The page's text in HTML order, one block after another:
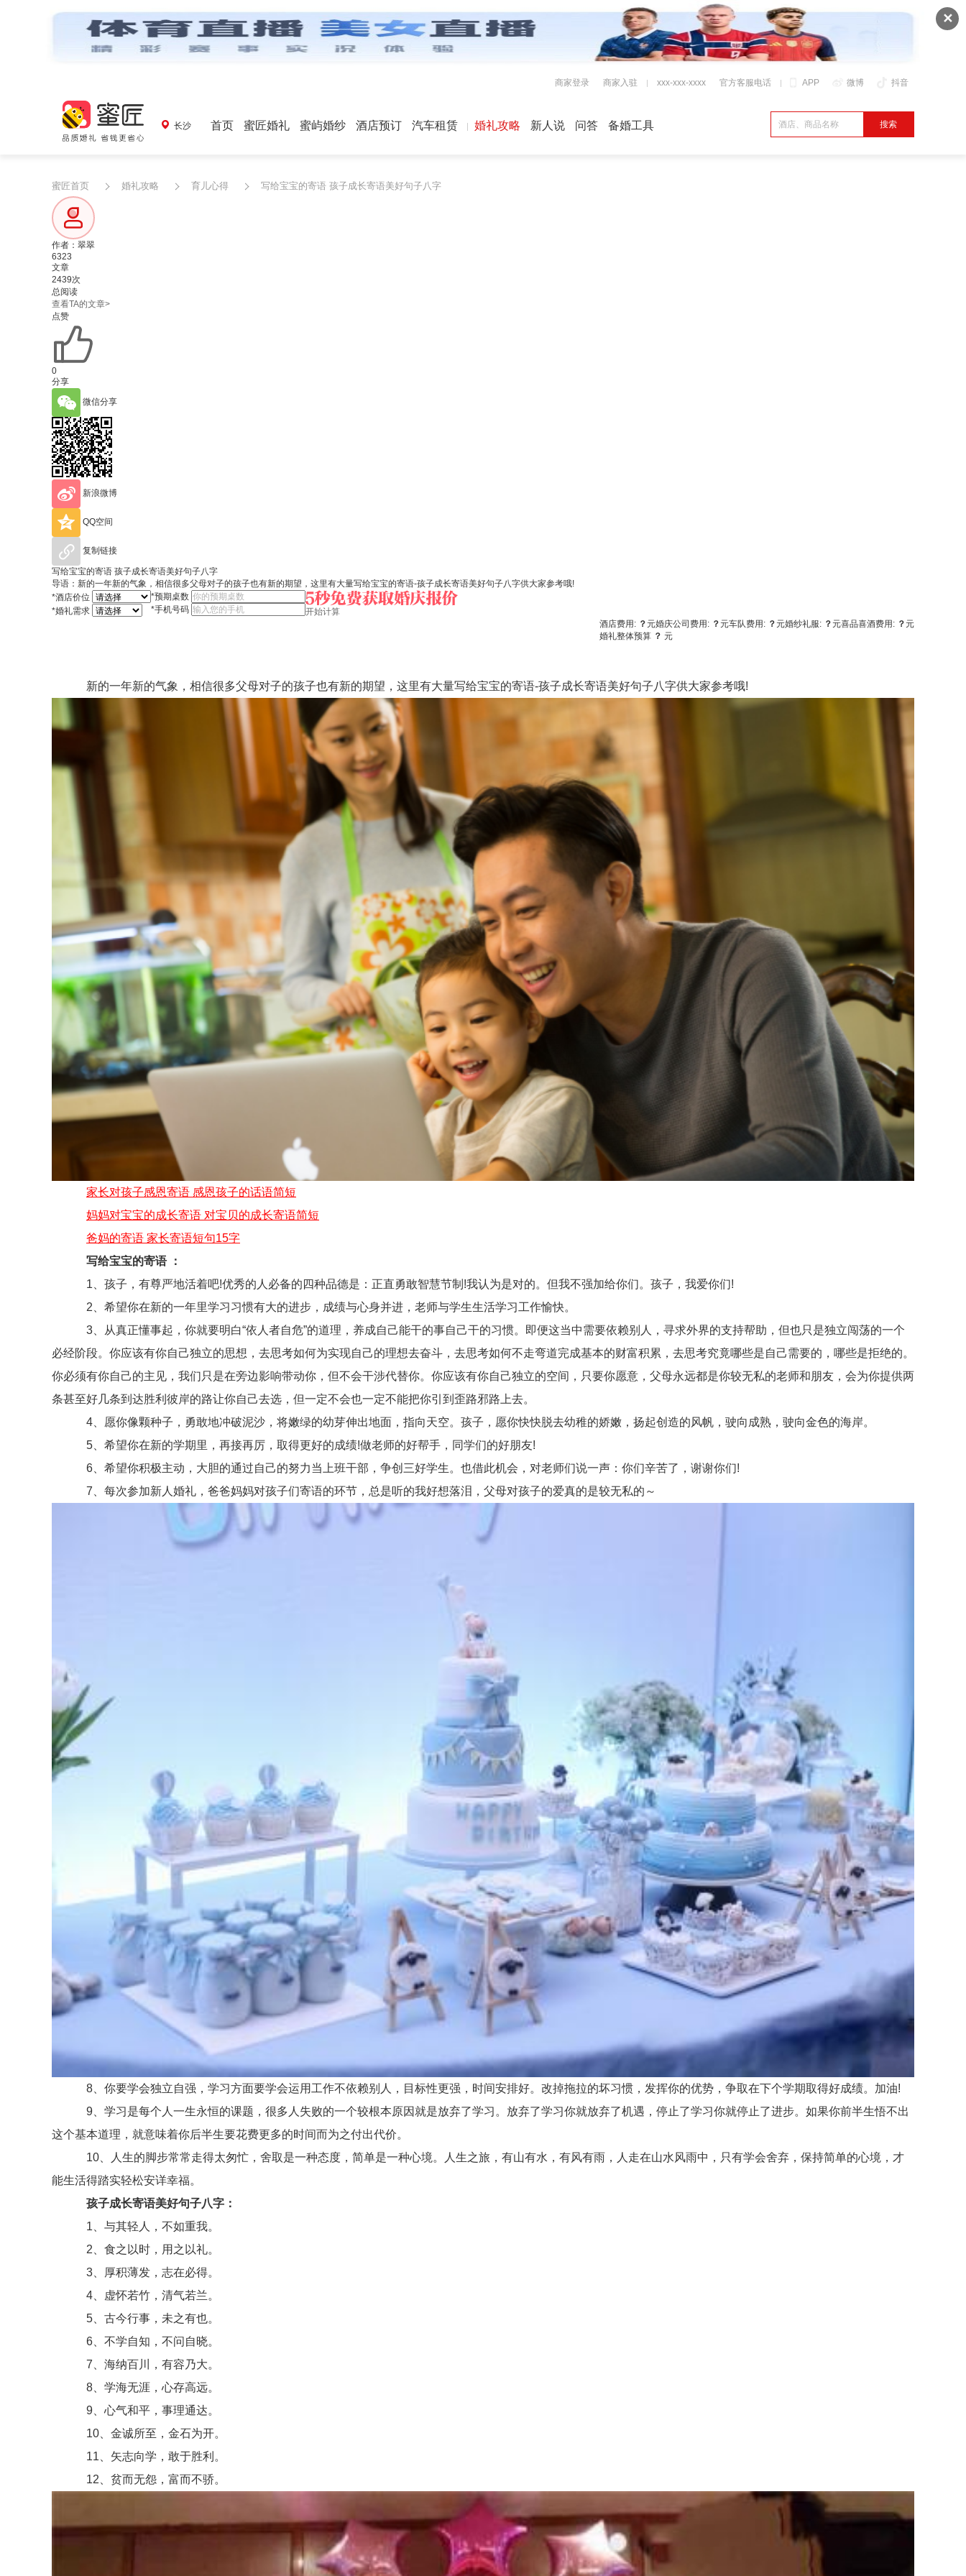
✕
APP 微博 抖音
商家登录 商家入驻 xxx-xxx-xxxx 官方客服电话
长沙 首页 蜜匠婚礼 蜜屿婚纱 酒店预订 汽车租赁 婚礼攻略 新人说 问答 备婚工具
蜜匠首页 婚礼攻略 育儿心得 写给宝宝的寄语 孩子成长寄语美好句子八字
作者：翠翠
6323
文章
2439次
总阅读
查看TA的文章>
点赞
0
分享
微信分享
新浪微博
QQ空间
复制链接
写给宝宝的寄语 孩子成长寄语美好句子八字
导语：新的一年新的气象，相信很多父母对子的孩子也有新的期望，这里有大量写给宝宝的寄语-孩子成长寄语美好句子八字供大家参考哦!
*酒店价位
*婚礼需求
*预期桌数
*手机号码
开始计算
酒店费用: ？元婚庆公司费用: ？元车队费用: ？元婚纱礼服: ？元喜品喜酒费用: ？元
婚礼整体预算 ？ 元
新的一年新的气象，相信很多父母对子的孩子也有新的期望，这里有大量写给宝宝的寄语-孩子成长寄语美好句子八字供大家参考哦!
家长对孩子感恩寄语 感恩孩子的话语简短
妈妈对宝宝的成长寄语 对宝贝的成长寄语简短
爸妈的寄语 家长寄语短句15字
写给宝宝的寄语 ：
1、孩子，有尊严地活着吧!优秀的人必备的四种品德是：正直勇敢智慧节制!我认为是对的。但我不强加给你们。孩子，我爱你们!
2、希望你在新的一年里学习习惯有大的进步，成绩与心身并进，老师与学生生活学习工作愉快。
3、从真正懂事起，你就要明白“依人者自危”的道理，养成自己能干的事自己干的习惯。即便这当中需要依赖别人，寻求外界的支持帮助，但也只是独立闯荡的一个
必经阶段。你应该有你自己独立的思想，去思考如何为实现自己的理想去奋斗，去思考如何不走弯道完成基本的财富积累，去思考究竟哪些是自己需要的，哪些是拒绝的。
你必须有你自己的主见，我们只是在旁边影响带动你，但不会干涉代替你。你应该有你自己独立的空间，只要你愿意，父母永远都是你较无私的老师和朋友，会为你提供两
条甚至好几条到达胜利彼岸的路让你自己去选，但一定不会也一定不能把你引到歪路邪路上去。
4、愿你像颗种子，勇敢地冲破泥沙，将嫩绿的幼芽伸出地面，指向天空。孩子，愿你快快脱去幼稚的娇嫩，扬起创造的风帆，驶向成熟，驶向金色的海岸。
5、希望你在新的学期里，再接再厉，取得更好的成绩!做老师的好帮手，同学们的好朋友!
6、希望你积极主动，大胆的通过自己的努力当上班干部，争创三好学生。也借此机会，对老师们说一声：你们辛苦了，谢谢你们!
7、每次参加新人婚礼，爸爸妈妈对孩子们寄语的环节，总是听的我好想落泪，父母对孩子的爱真的是较无私的～
8、你要学会独立自强，学习方面要学会运用工作不依赖别人，目标性更强，时间安排好。改掉拖拉的坏习惯，发挥你的优势，争取在下个学期取得好成绩。加油!
9、学习是每个人一生永恒的课题，很多人失败的一个较根本原因就是放弃了学习。放弃了学习你就放弃了机遇，停止了学习你就停止了进步。如果你前半生悟不出
这个基本道理，就意味着你后半生要花费更多的时间而为之付出代价。
10、人生的脚步常常走得太匆忙，舍取是一种态度，简单是一种心境。人生之旅，有山有水，有风有雨，人走在山水风雨中，只有学会舍弃，保持简单的心境，才
能生活得踏实轻松安详幸福。
孩子成长寄语美好句子八字：
1、与其轻人，不如重我。
2、食之以时，用之以礼。
3、厚积薄发，志在必得。
4、虚怀若竹，清气若兰。
5、古今行事，未之有也。
6、不学自知，不问自晓。
7、海纳百川，有容乃大。
8、学海无涯，心存高远。
9、心气和平，事理通达。
10、金诚所至，金石为开。
11、矢志向学，敢于胜利。
12、贫而无怨，富而不骄。